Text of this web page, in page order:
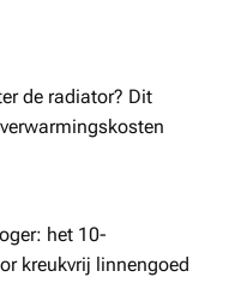
de radiator? Dit
het 10-
kreukvrij linnengoed